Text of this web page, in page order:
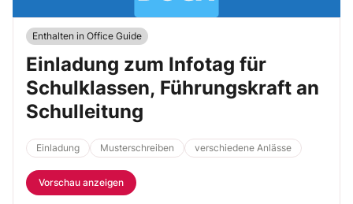
Enthalten in Office Guide
Einladung zum Infotag für
Schulklassen, Führungskraft an
Schulleitung
Einladung Musterschreiben verschiedene Anlässe
Vorschau anzeigen